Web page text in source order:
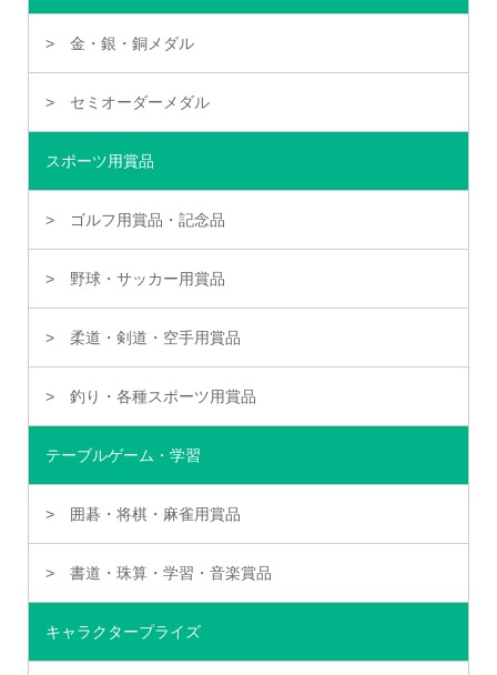
金・銀・銅メダル
セミオーダーメダル
スポーツ用賞品
ゴルフ用賞品・記念品
野球・サッカー用賞品
柔道・剣道・空手用賞品
釣り・各種スポーツ用賞品
テーブルゲーム・学習
囲碁・将棋・麻雀用賞品
書道・珠算・学習・音楽賞品
キャラクタープライズ